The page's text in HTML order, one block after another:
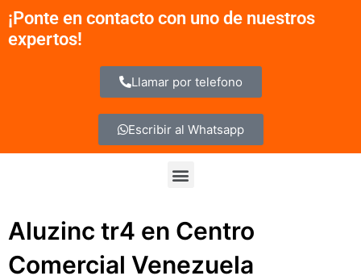
contenido
¡Ponte en contacto con uno de nuestros
expertos!
Llamar por telefono
Escribir al Whatsapp
Menu
Aluzinc tr4 en Centro
Comercial Venezuela